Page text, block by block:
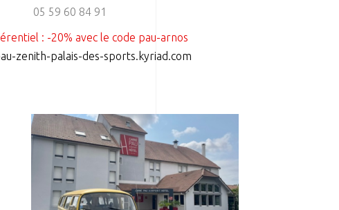
05 59 60 84 91
: -20% avec le code pau-arnos
zenith-palais-des-sports.kyriad.com